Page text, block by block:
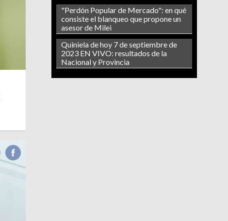
"Perdón Popular de Mercado": en qué
consiste el blanqueo que propone un
asesor de Milei
Quiniela de hoy 7 de septiembre de
2023 EN VIVO: resultados de la
Nacional y Provincia